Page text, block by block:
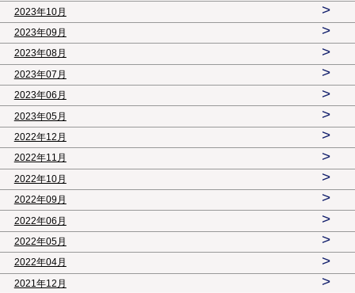
2023年10月 >
2023年09月 >
2023年08月 >
2023年07月 >
2023年06月 >
2023年05月 >
2022年12月 >
2022年11月 >
2022年10月 >
2022年09月 >
2022年06月 >
2022年05月 >
2022年04月 >
2021年12月 >